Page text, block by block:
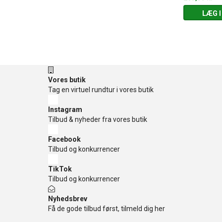
LÆG I
Vores butik
Tag en virtuel rundtur i vores butik
Instagram
Tilbud & nyheder fra vores butik
Facebook
Tilbud og konkurrencer
TikTok
Tilbud og konkurrencer
Nyhedsbrev
Få de gode tilbud først, tilmeld dig her